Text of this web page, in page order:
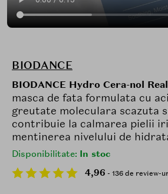
BIODANCE
BIODANCE Hydro Cera-nol
masca de fata formulata cu
greutate moleculara scazuta
contribuie la calmarea pielii
mentinerea nivelului de
Disponibilitate: In stoc
4,96 - 136 de review-